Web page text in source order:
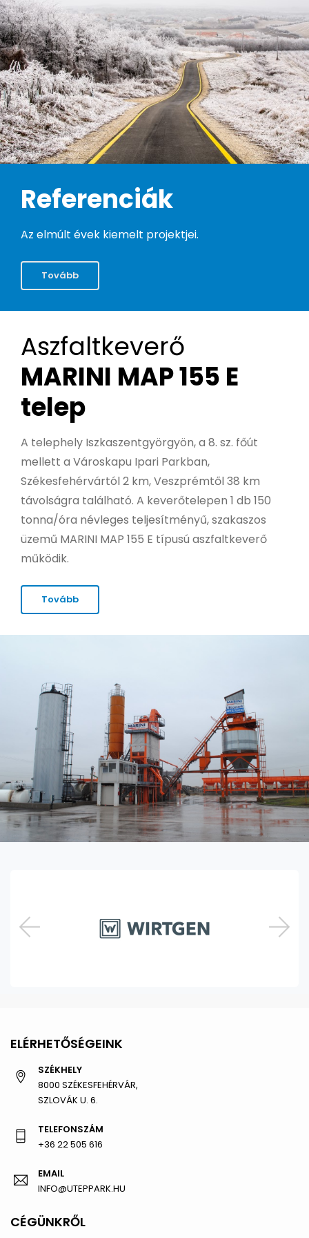
Referenciák
Az elmúlt évek kiemelt projektjei.
Tovább
Aszfaltkeverő
MARINI MAP 155 E
telep
A telephely Iszkaszentgyörgyön, a 8. sz. főút
mellett a Városkapu Ipari Parkban,
Székesfehérvártól 2 km, Veszprémtől 38 km
távolságra található. A keverőtelepen 1 db 150
tonna/óra névleges teljesítményű, szakaszos
üzemű MARINI MAP 155 E típusú aszfaltkeverő
működik.
Tovább
ELÉRHETŐSÉGEINK
SZÉKHELY
8000 SZÉKESFEHÉRVÁR,
SZLOVÁK U. 6.
TELEFONSZÁM
+36 22 505 616
EMAIL
INFO@UTEPPARK.HU
CÉGÜNKRŐL